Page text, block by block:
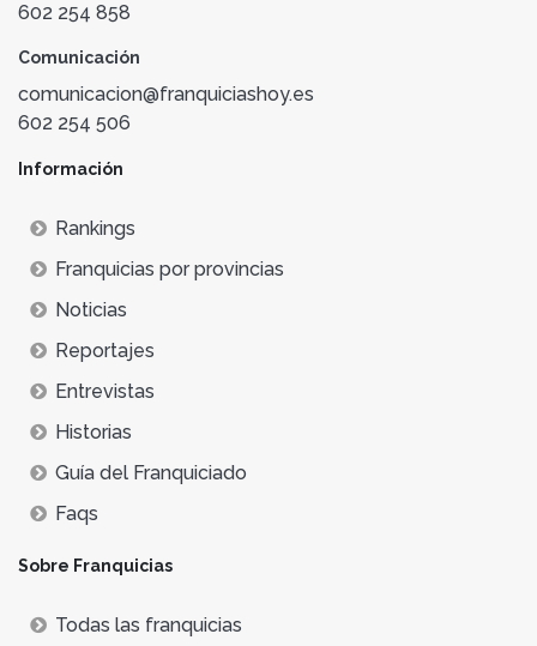
602 254 858
Comunicación
comunicacion@franquiciashoy.es
602 254 506
Información
Rankings
Franquicias por provincias
Noticias
Reportajes
Entrevistas
Historias
Guía del Franquiciado
Faqs
Sobre Franquicias
Todas las franquicias